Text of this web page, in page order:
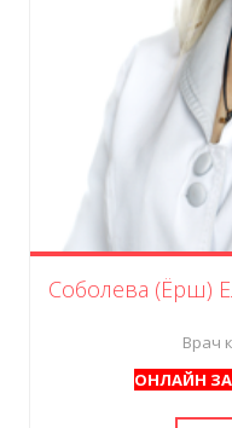
Соболева (Ёрш)
Врач
ОНЛАЙН